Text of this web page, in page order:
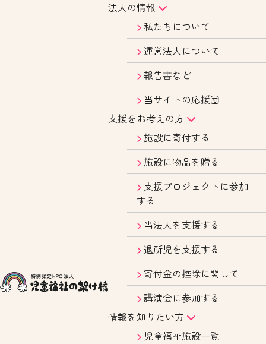
法人の情報
私たちについて
運営法人について
報告書など
当サイトの応援団
支援をお考えの方
施設に寄付する
施設に物品を贈る
支援プロジェクトに参加
する
当法人を支援する
退所児を支援する
寄付金の控除に関して
講演会に参加する
情報を知りたい方
児童福祉施設一覧